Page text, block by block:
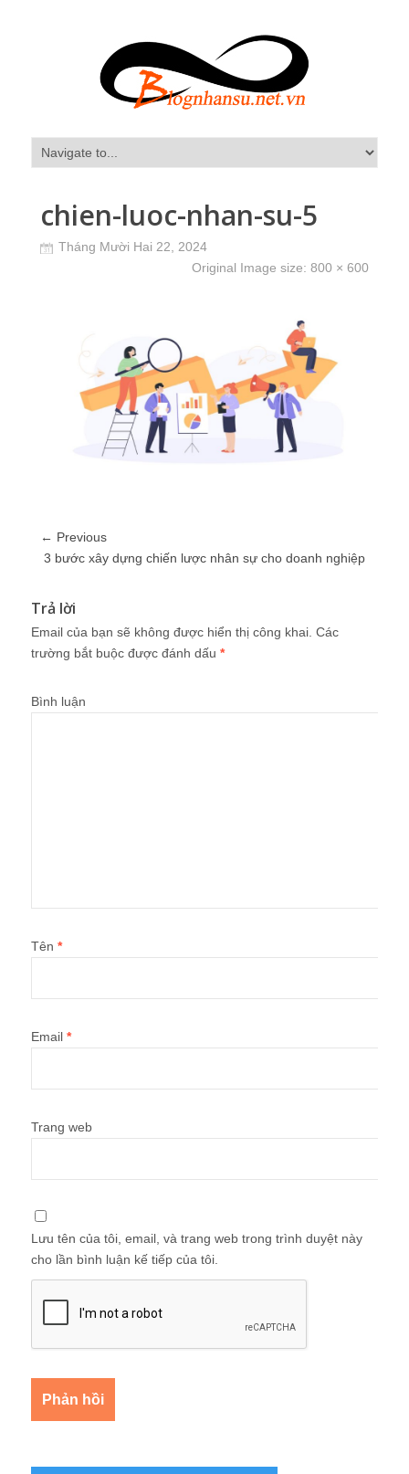
chien-luoc-nhan-su-5
Tháng Mười Hai 22, 2024
Original Image size: 800 × 600
← Previous
3 bước xây dựng chiến lược nhân sự cho doanh nghiệp
Trả lời
Email của bạn sẽ không được hiển thị công khai. Các
trường bắt buộc được đánh dấu *
Bình luận
Tên *
Email *
Trang web
Lưu tên của tôi, email, và trang web trong trình duyệt này
cho lần bình luận kế tiếp của tôi.